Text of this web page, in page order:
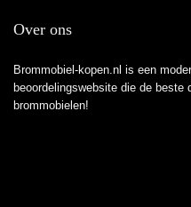
Over ons
Brommobiel-kopen.nl is een
beoordelingswebsite die de beste
brommobielen!